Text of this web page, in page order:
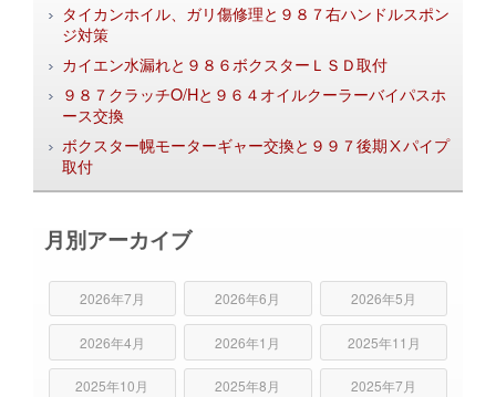
タイカンホイル、ガリ傷修理と９８７右ハンドルスポン
ジ対策
カイエン水漏れと９８６ボクスターＬＳＤ取付
９８７クラッチO/Hと９６４オイルクーラーバイパスホ
ース交換
ボクスター幌モーターギャー交換と９９７後期Ⅹパイプ
取付
月別アーカイブ
2026年7月 2026年6月 2026年5月
2026年4月 2026年1月 2025年11月
2025年10月 2025年8月 2025年7月